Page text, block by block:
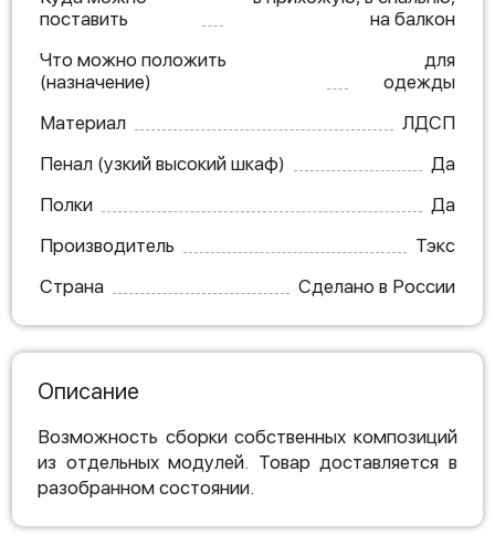
поставить
на балкон
Что можно положить
(назначение)
для
одежды
Материал
ЛДСП
Пенал (узкий высокий шкаф)
Да
Полки
Да
Производитель
Тэкс
Страна
Сделано в России
Описание
Возможность сборки собственных композиций
из отдельных модулей. Товар доставляется в
разобранном состоянии.